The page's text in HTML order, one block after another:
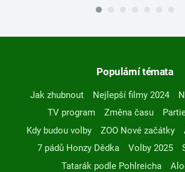
Populární témata
Jak zhubnout Nejlepší filmy 2024
TV program
Změna času
Kdy budou volby
ZOO Nové začátky
7 pádů Honzy Dědka
Volby 2025
Tatarák podle Pohlreicha